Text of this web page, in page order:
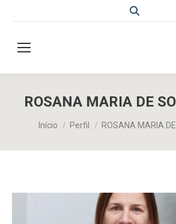
Search:
ROSANA MARIA DE
Início Perfil ROSANA MARIA